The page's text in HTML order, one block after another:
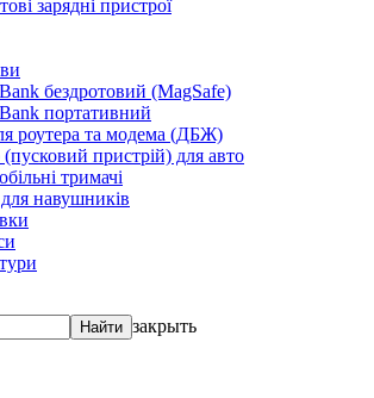
зарядні пристрої
бездротовий (MagSafe)
портативний
роутера та модема (ДБЖ)
(пусковий пристрій) для авто
тримачі
навушників
закрыть